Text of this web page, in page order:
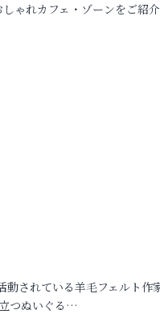
ゃれカフェ・ゾーンをご紹
動されている羊毛フェルト作
つぬいぐる…